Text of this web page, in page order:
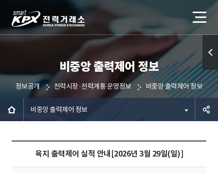
비중앙 출력제어 정보
정보공개 전력시장·전력계통 운영정보 비중앙 출력제어 정보
비중앙 출력제어 정보
육지 출력제어 실적 안내[2026년 3월 29일(일)]
퀵메
뉴 열
기